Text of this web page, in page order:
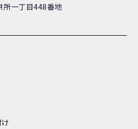
所一丁目448番地